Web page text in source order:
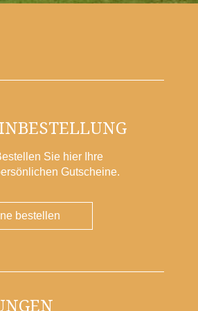
Sie hier Ihre
Gutscheine.
bestellen